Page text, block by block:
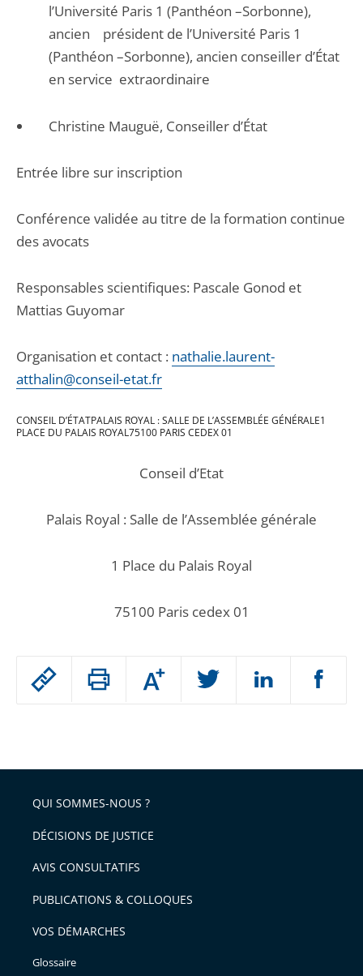
Passer
arriver
Augmenter
ou
l'article
pour
avant
l’Université Paris 1 (Panthéon –Sorbonne),
ancien président de l’Université Paris 1
(Panthéon –Sorbonne), ancien conseiller d’État
en service extraordinaire
Christine Mauguë, Conseiller d’État
Entrée libre sur inscription
Conférence validée au titre de la formation continue
des avocats
Responsables scientifiques: Pascale Gonod et
Mattias Guyomar
Organisation et contact : nathalie.laurent-
atthalin@conseil-etat.fr
CONSEIL D’ÉTATPALAIS ROYAL : SALLE DE L’ASSEMBLÉE GÉNÉRALE1
PLACE DU PALAIS ROYAL75100 PARIS CEDEX 01
Conseil d’Etat
Palais Royal : Salle de l’Assemblée générale
1 Place du Palais Royal
75100 Paris cedex 01
QUI SOMMES-NOUS ?
DÉCISIONS DE JUSTICE
AVIS CONSULTATIFS
PUBLICATIONS & COLLOQUES
VOS DÉMARCHES
Glossaire